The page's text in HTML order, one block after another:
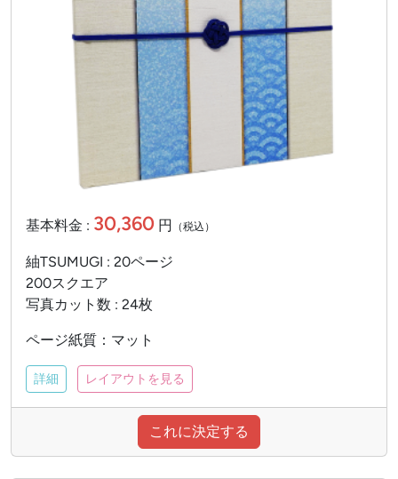
基本料金 : 30,360 円 （税込）
紬TSUMUGI : 20ページ
200スクエア
写真カット数 : 24枚
ページ紙質：マット
詳細 レイアウトを見る
これに決定する